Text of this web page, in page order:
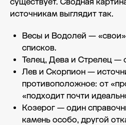
источникам выглядит так.
Весы и Водолей —
списков.
Телец, Дева и Стрелец —
Лев и Скорпион —
противоположное: от
«подходит почти
Козерог — один
камень особо, другой